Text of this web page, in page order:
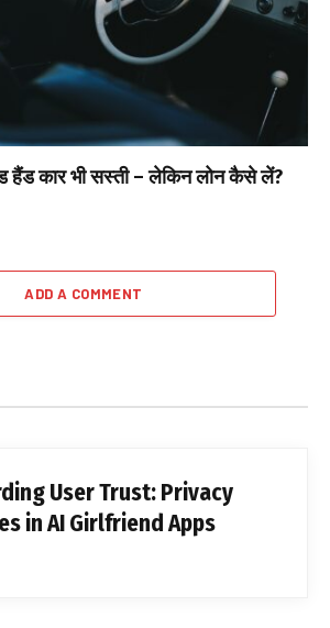
हैंड कार भी सस्ती – लेकिन लोन कैसे लें?
ADD A COMMENT
User Trust: Privacy
in AI Girlfriend Apps